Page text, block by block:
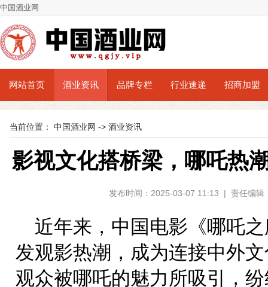
中国酒业网
网站首页 酒业资讯 品牌专栏 行业速递 招商加盟
当前位置： 中国酒业网 -> 酒业资讯
影视文化搭桥梁，哪吒热
发布时间：2025-03-07 11:13 | 责任编
近年来，中国电影《哪吒
发观影热潮，成为连接中外
观众被哪吒的魅力所吸引，